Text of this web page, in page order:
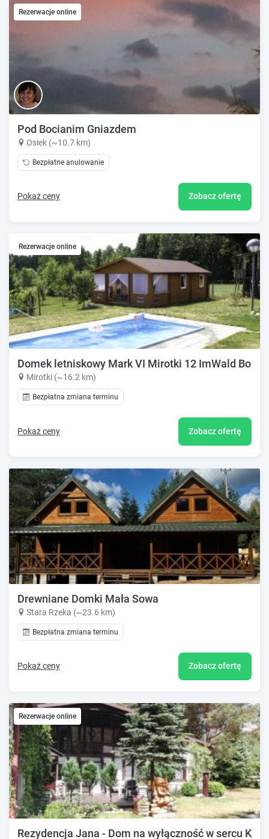
Rezerwacje online
Pod Bocianim Gniazdem
Osiek (~10.7 km)
Bezpłatne anulowanie
Pokaż ceny Zobacz ofertę
Rezerwacje online
Domek letniskowy Mark VI Mirotki 12 ImWald Bory
Mirotki (~16.2 km)
Bezpłatna zmiana terminu
Pokaż ceny Zobacz ofertę
Drewniane Domki Mała Sowa
Stara Rzeka (~23.6 km)
Bezpłatna zmiana terminu
Pokaż ceny Zobacz ofertę
Rezerwacje online
Rezydencja Jana - Dom na wyłączność w sercu